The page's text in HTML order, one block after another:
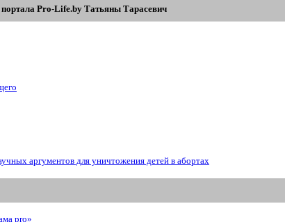
Pro-Life.by Tатьяны Tарасевич
аргументов для уничтожения детей в абортах
prо»